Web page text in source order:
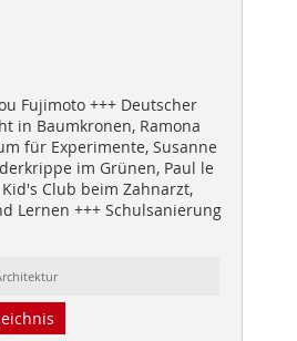
Fujimoto +++ Deutscher
in Baumkronen, Ramona
für Experimente, Susanne
im Grünen, Paul le
Club beim Zahnarzt,
Lernen +++ Schulsanierung